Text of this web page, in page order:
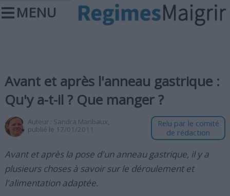
MENU
Avant et après l'anneau gastrique :
Qu'y a-t-il ? Que manger ?
Auteur : Sandra Maribaux,
publié le 17/01/2011
Relu par le comité
de rédaction
Avant et après la pose d'un anneau gastrique, il y a
plusieurs choses à savoir sur le déroulement et
l'alimentation adaptée.